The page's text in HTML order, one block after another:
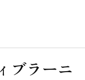
ブラーニ